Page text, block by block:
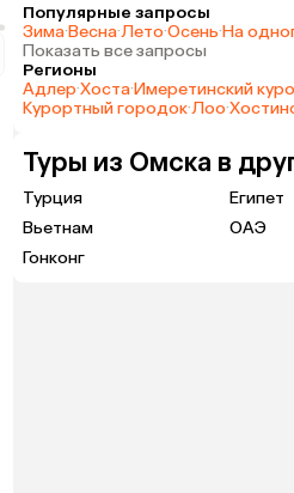
Популярные запросы
Зима·Весна·Лето·Осень·На
Показать все запросы
Регионы
Адлер·Хоста·Имеретинский
Курортный городок·Лоо·
Туры из Омска в
Турция Египет
Вьетнам
ОАЭ
Гонконг